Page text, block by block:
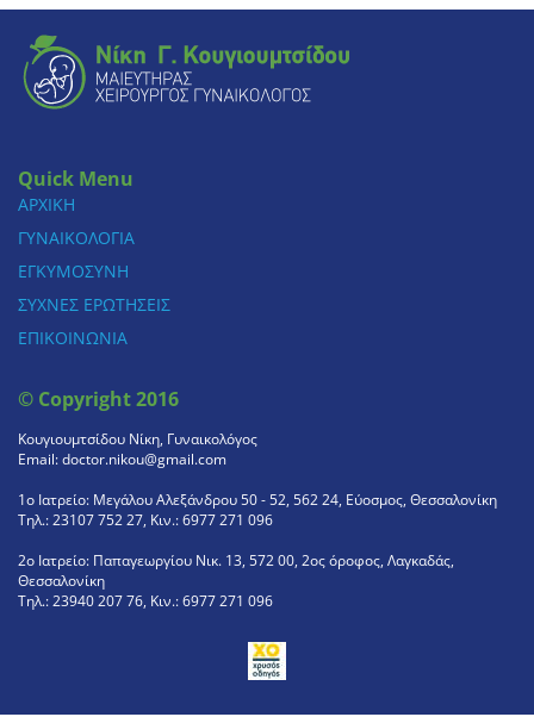
Quick Menu
ΑΡΧΙΚΗ
ΓΥΝΑΙΚΟΛΟΓΙΑ
ΕΓΚΥΜΟΣΥΝΗ
ΣΥΧΝΕΣ ΕΡΩΤΗΣΕΙΣ
ΕΠΙΚΟΙΝΩΝΙΑ
© Copyright 2016
Κουγιουμτσίδου Νίκη, Γυναικολόγος
Email: doctor.nikou@gmail.com
1ο Ιατρείο: Μεγάλου Αλεξάνδρου 50 - 52, 562 24, Εύοσμος, Θεσσαλονίκη
Τηλ.: 23107 752 27, Κιν.: 6977 271 096
2ο Ιατρείο: Παπαγεωργίου Νικ. 13, 572 00, 2ος όροφος, Λαγκαδάς,
Θεσσαλονίκη
Τηλ.: 23940 207 76, Κιν.: 6977 271 096